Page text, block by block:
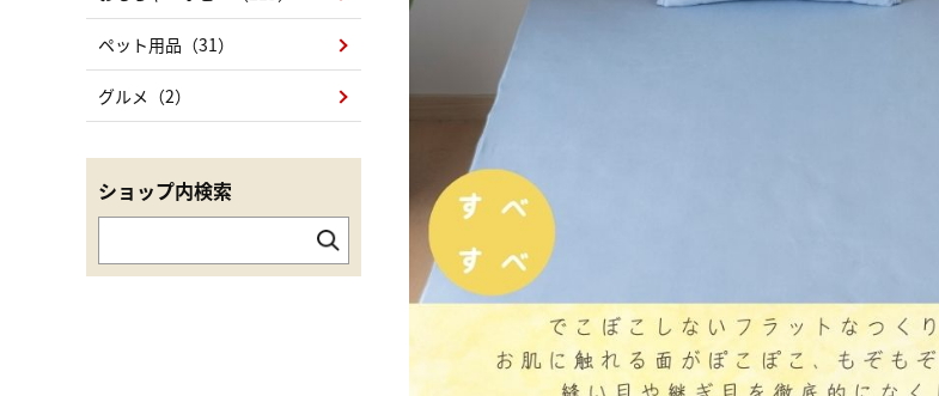
ペット用品（31）
グルメ（2）
ショップ内検索